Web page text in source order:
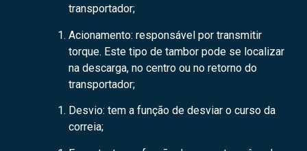
transportador;
Acionamento: responsável por transmitir
torque. Este tipo de tambor pode se localizar
na descarga, no centro ou no retorno do
transportador;
Desvio: tem a função de desviar o curso da
correia;